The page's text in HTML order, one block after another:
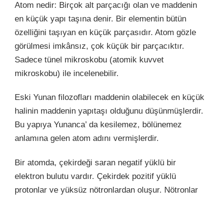
Atom nedir: Birçok alt parçacığı olan ve maddenin
en küçük yapı taşına denir. Bir elementin bütün
özelliğini taşıyan en küçük parçasıdır. Atom gözle
görülmesi imkânsız, çok küçük bir parçacıktır.
Sadece tünel mikroskobu (atomik kuvvet
mikroskobu) ile incelenebilir.
Eski Yunan filozofları maddenin olabilecek en küçük
halinin maddenin yapıtaşı olduğunu düşünmüşlerdir.
Bu yapıya Yunanca’ da kesilemez, bölünemez
anlamına gelen atom adını vermişlerdir.
Bir atomda, çekirdeği saran negatif yüklü bir
elektron bulutu vardır. Çekirdek pozitif yüklü
protonlar ve yüksüz nötronlardan oluşur. Nötronlar